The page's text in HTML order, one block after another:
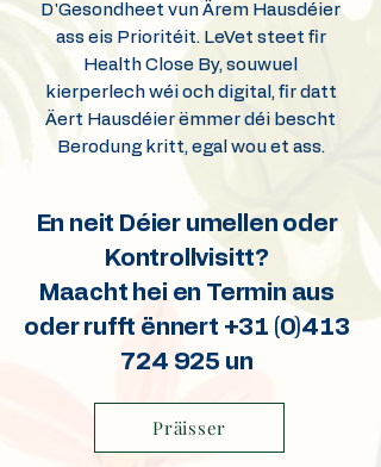
D'Gesondheet vun Ärem Hausdéier
ass eis Prioritéit. LeVet steet fir
Health Close By, souwuel
kierperlech wéi och digital, fir datt
Äert Hausdéier ëmmer déi bescht
Berodung kritt, egal wou et ass.
En neit Déier umellen oder
Kontrollvisitt?
Maacht hei en Termin aus
oder rufft ënnert +31 (0)413
724 925 un
Präisser